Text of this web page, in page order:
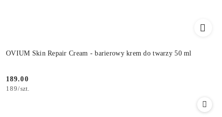
OVIUM Skin Repair Cream - barierowy krem do twarzy 50 ml
Cena:
189.00
189/szt.